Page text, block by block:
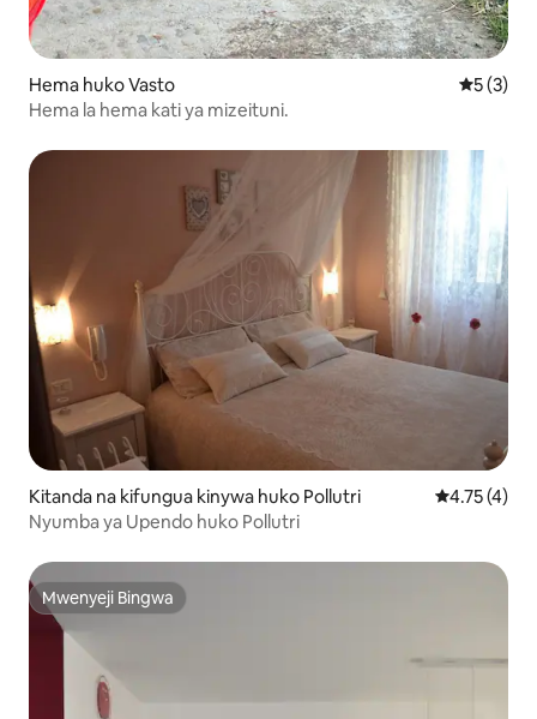
Hema huko Vasto
5 (3)
Hema la hema kati ya mizeituni.
Kitanda na kifungua kinywa huko Pollutri Ukadiriaji
4.75 (4)
Nyumba ya Upendo huko Pollutri
Mwenyeji Bingwa
Mwenyeji Bingwa